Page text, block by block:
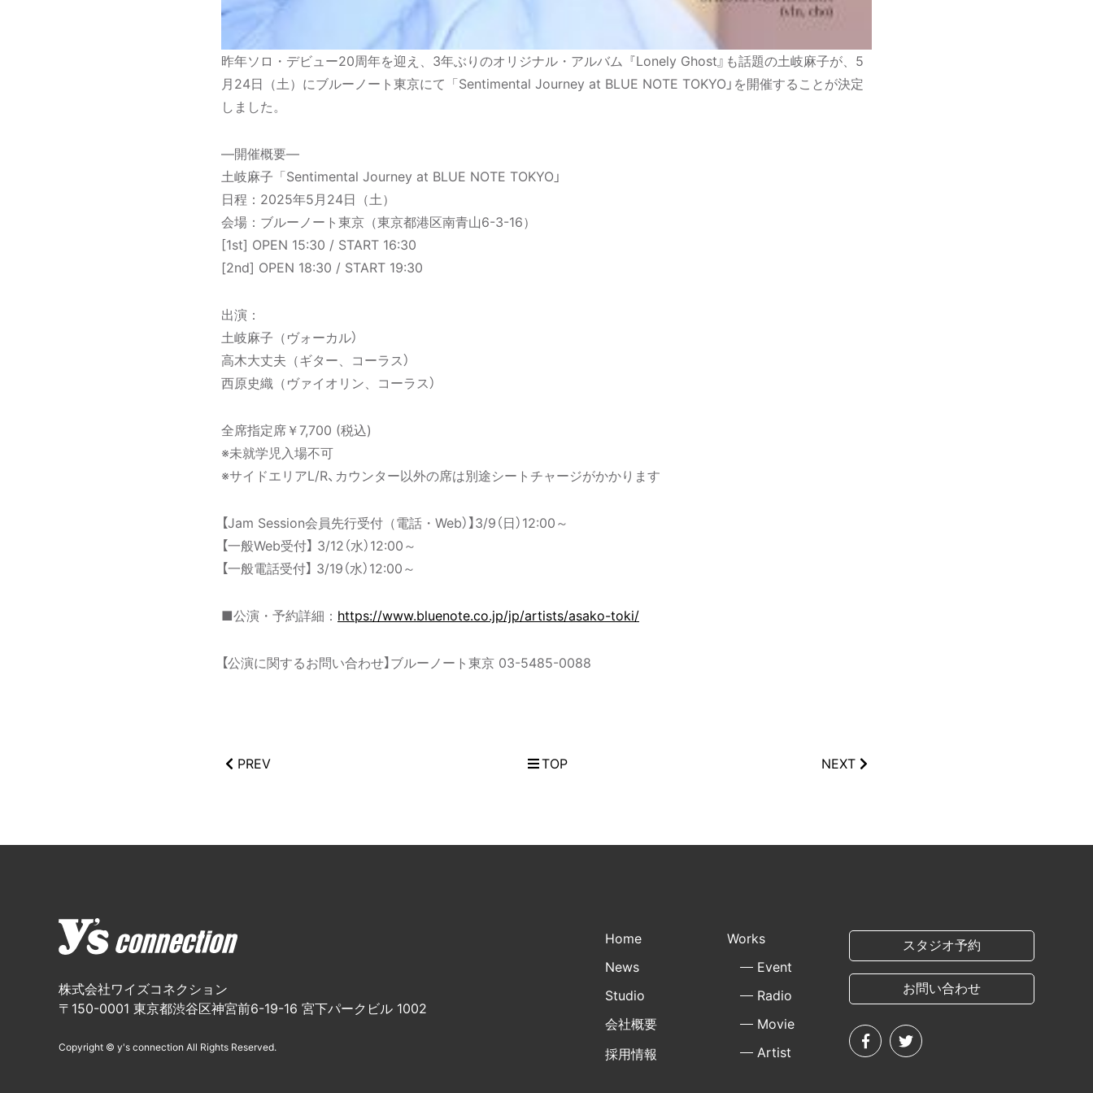
昨年ソロ・デビュー20周年を迎え、3年ぶりのオリジナル・アルバム『Lonely Ghost』も話題の土岐麻子が、5
月24日（土）にブルーノート東京にて「Sentimental Journey at BLUE NOTE TOKYO」を開催することが決定
しました。
―開催概要―
土岐麻子「Sentimental Journey at BLUE NOTE TOKYO」
日程：2025年5月24日（土）
会場：ブルーノート東京（東京都港区南青山6-3-16）
[1st] OPEN 15:30 / START 16:30
[2nd] OPEN 18:30 / START 19:30
出演：
土岐麻子（ヴォーカル）
高木大丈夫（ギター、コーラス）
西原史織（ヴァイオリン、コーラス）
全席指定席￥7,700 (税込)
※未就学児入場不可
※サイドエリアL/R、カウンター以外の席は別途シートチャージがかかります
【Jam Session会員先行受付（電話・Web）】3/9（日）12:00～
【一般Web受付】 3/12（水）12:00～
【一般電話受付】 3/19（水）12:00～
■公演・予約詳細： https://www.bluenote.co.jp/jp/artists/asako-toki/
【公演に関するお問い合わせ】ブルーノート東京 03-5485-0088
PREV TOP NEXT
株式会社ワイズコネクション
〒150-0001 東京都渋谷区神宮前6-19-16 宮下パークビル 1002
Copyright © y's connection All Rights Reserved.
Home
News
Studio
会社概要
採用情報
Works
Event
Radio
Movie
Artist
スタジオ予約
お問い合わせ